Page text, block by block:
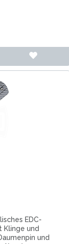
EDC-
Klinge und
und